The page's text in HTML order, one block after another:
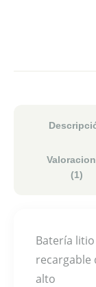
(1)
Batería litio
recargable
alto